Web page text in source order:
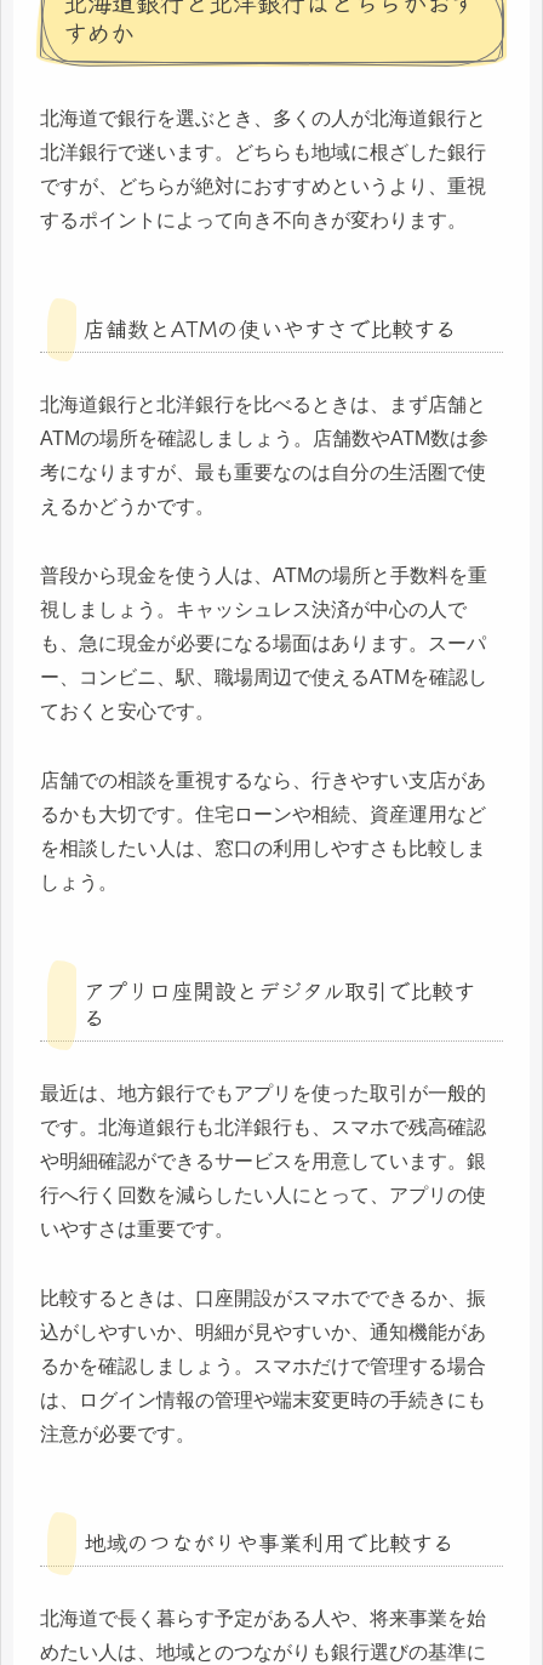
すめか
北海道で銀行を選ぶとき、多くの人が北海道銀行と
北洋銀行で迷います。どちらも地域に根ざした銀行
ですが、どちらが絶対におすすめというより、重視
するポイントによって向き不向きが変わります。
店舗数とATMの使いやすさで比較する
北海道銀行と北洋銀行を比べるときは、まず店舗と
ATMの場所を確認しましょう。店舗数やATM数は参
考になりますが、最も重要なのは自分の生活圏で使
えるかどうかです。
普段から現金を使う人は、ATMの場所と手数料を重
視しましょう。キャッシュレス決済が中心の人で
も、急に現金が必要になる場面はあります。スーパ
ー、コンビニ、駅、職場周辺で使えるATMを確認し
ておくと安心です。
店舗での相談を重視するなら、行きやすい支店があ
るかも大切です。住宅ローンや相続、資産運用など
を相談したい人は、窓口の利用しやすさも比較しま
しょう。
アプリ口座開設とデジタル取引で比較す
る
最近は、地方銀行でもアプリを使った取引が一般的
です。北海道銀行も北洋銀行も、スマホで残高確認
や明細確認ができるサービスを用意しています。銀
行へ行く回数を減らしたい人にとって、アプリの使
いやすさは重要です。
比較するときは、口座開設がスマホでできるか、振
込がしやすいか、明細が見やすいか、通知機能があ
るかを確認しましょう。スマホだけで管理する場合
は、ログイン情報の管理や端末変更時の手続きにも
注意が必要です。
地域のつながりや事業利用で比較する
北海道で長く暮らす予定がある人や、将来事業を始
めたい人は、地域とのつながりも銀行選びの基準に